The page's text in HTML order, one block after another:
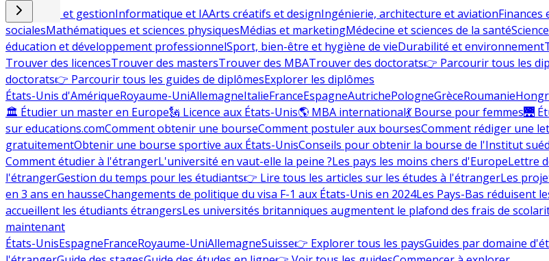
Commerce et gestionInformatique et IAArts créatifs et designIngénierie, architecture et aviationFinances
socialesMathématiques et sciences physiquesMédias et marketingMédecine et sciences de la santé
éducation et développement professionnelSport, bien-être et hygiène de vieDurabilité et environnement
Trouver des licencesTrouver des mastersTrouver des MBATrouver des doctorats👉 Parcourir tous les
doctorats👉 Parcourir tous les guides de diplômesExplorer les diplômes
États-Unis d'AmériqueRoyaume-UniAllemagneItalieFranceEspagneAutrichePologneGrèceRoumanie
🏛 Étudier un master en Europe🗽 Licence aux États-Unis🌎 MBA international💃 Bourse pour femmes🌉
sur educations.comComment obtenir une bourseComment postuler aux boursesComment rédiger une
gratuitementObtenir une bourse sportive aux États-UnisConseils pour obtenir la bourse de l'Institut
Comment étudier à l'étrangerL'université en vaut-elle la peine ?Les pays les moins chers d'EuropeLettre
l'étrangerGestion du temps pour les étudiants👉 Lire tous les articles sur les études à l'étrangerLes
en 3 ans en hausseChangements de politique du visa F-1 aux États-Unis en 2024Les Pays-Bas réduisent
accueillent les étudiants étrangersLes universités britanniques augmentent le plafond des frais de
maintenant
États-UnisEspagneFranceRoyaume-UniAllemagneSuisse👉 Explorer tous les paysGuides par domaine